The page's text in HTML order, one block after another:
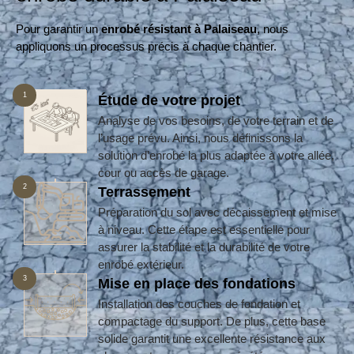
Pour garantir unenrobé résistant à Palaiseau, nous
appliquons un processus précis à chaque chantier.
1 Étude de votre projet
Analyse de vos besoins, de votre terrain et de
l’usage prévu. Ainsi, nous définissons la
solution d’enrobé la plus adaptée à votre allée,
cour ou accès de garage.
2 Terrassement
Préparation du sol avec décaissement et mise
à niveau. Cette étape est essentielle pour
assurer la stabilité et la durabilité de votre
enrobé extérieur.
3 Mise en place des fondations
Installation des couches de fondation et
compactage du support. De plus, cette base
solide garantit une excellente résistance aux